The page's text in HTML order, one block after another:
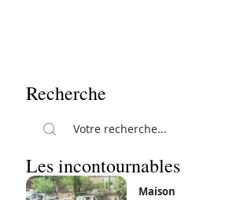
Recherche
Les incontournables
Maison